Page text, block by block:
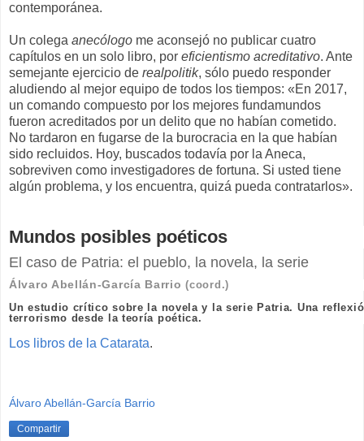
contemporánea.
Un colega anecólogo me aconsejó no publicar cuatro
capítulos en un solo libro, por eficientismo acreditativo. Ante
semejante ejercicio de realpolitik, sólo puedo responder
aludiendo al mejor equipo de todos los tiempos: «En 2017,
un comando compuesto por los mejores fundamundos
fueron acreditados por un delito que no habían cometido.
No tardaron en fugarse de la burocracia en la que habían
sido recluidos. Hoy, buscados todavía por la Aneca,
sobreviven como investigadores de fortuna. Si usted tiene
algún problema, y los encuentra, quizá pueda contratarlos».
Mundos posibles poéticos
El caso de Patria: el pueblo, la novela, la serie
Álvaro Abellán-García Barrio (coord.)
Un estudio crítico sobre la novela y la serie Patria. Una
terrorismo desde la teoría poética.
Los libros de la Catarata.
Álvaro Abellán-García Barrio
Compartir